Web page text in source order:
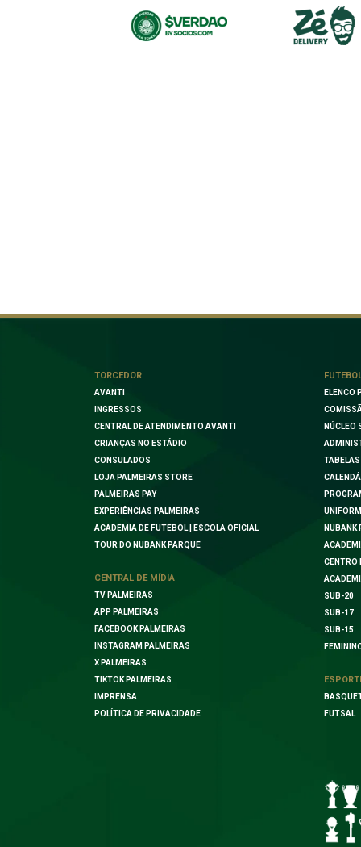
TORCEDOR
AVANTI
INGRESSOS
CENTRAL DE ATENDIMENTO AVANTI
CRIANÇAS NO ESTÁDIO
CONSULADOS
LOJA PALMEIRAS STORE
PALMEIRAS PAY
EXPERIÊNCIAS PALMEIRAS
ACADEMIA DE FUTEBOL | ESCOLA OFICIAL
TOUR DO NUBANK PARQUE
CENTRAL DE MÍDIA
TV PALMEIRAS
APP PALMEIRAS
FACEBOOK PALMEIRAS
INSTAGRAM PALMEIRAS
X PALMEIRAS
TIKTOK PALMEIRAS
IMPRENSA
POLÍTICA DE PRIVACIDADE
ELENCO
NÚCLEO
NUBANK
CENTRO
SUB-20
SUB-17
SUB-15
FUTSAL